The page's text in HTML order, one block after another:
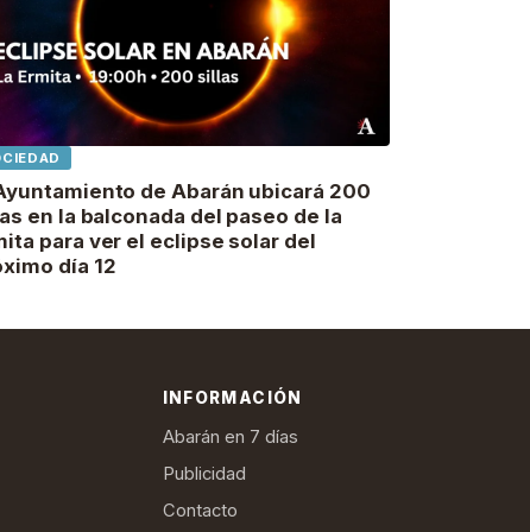
de Abarán ubicará 200
en la balconada del paseo de la
para ver el eclipse solar del
día 12
INFORMACIÓN
Abarán en 7 días
Publicidad
Contacto